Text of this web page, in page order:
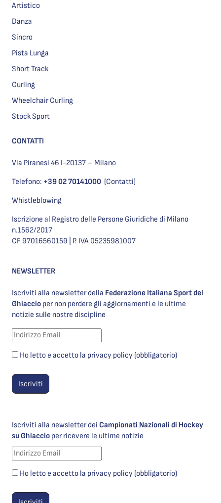
Artistico
Danza
Sincro
Pista Lunga
Short Track
Curling
Wheelchair Curling
Stock Sport
CONTATTI
Via Piranesi 46 I-20137 – Milano
Telefono: +39 02 70141000 (Contatti)
Whistleblowing
Iscrizione al Registro delle Persone Giuridiche di Milano
n.1562/2017
CF 97016560159 | P. IVA 05235981007
NEWSLETTER
Iscriviti alla newsletter della Federazione Italiana Sport del
Ghiaccio per non perdere gli aggiornamenti e le ultime
notizie sulle nostre discipline
Ho letto e accetto la privacy policy (obbligatorio)
Iscriviti alla newsletter dei Campionati Nazionali di Hockey
su Ghiaccio per ricevere le ultime notizie
Ho letto e accetto la privacy policy (obbligatorio)